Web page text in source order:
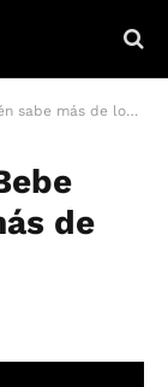
de los Rolling Stones?
de